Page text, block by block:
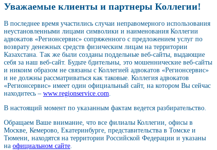
Уважаемые клиенты и партнеры Коллегии!
В последнее время участились случаи неправомерного использования
неустановленными лицами символики и наименования Коллегии
адвокатов «Регионсервис» сопряженного с предложением услуг по
возврату денежных средств физическим лицам на территории
Казахстана. Так же были созданы поддельные веб-сайты, выдающие
себя за наш веб-сайт. Будьте бдительны, это мошеннические веб-сайты
и никоим образом не связаны с Коллегией адвокатов «Регионсервис»
и не должны рассматриваться как таковые. Коллегия адвокатов
«Регионсервис» имеет один официальный сайт, на котором Вы сейчас
находитесь – www.regionservice.com
В настоящий момент по указанным фактам ведется разбирательство.
Обращаем Ваше внимание, что все филиалы Коллегии, офисы в
Москве, Кемерово, Екатеринбурге, представительства в Томске и
Тюмени, находятся на территории Российской Федерации и указаны
на официальном сайте